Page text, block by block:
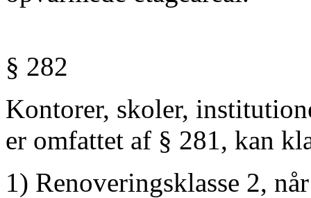
§ 282
Kontorer, skoler,
er omfattet af § 281, kan
1) Renoveringsklasse 2,